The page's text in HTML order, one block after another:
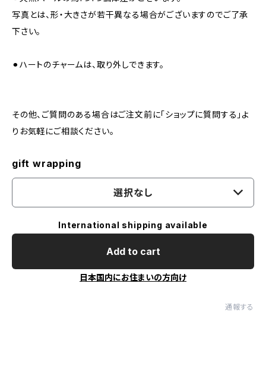
写真とは、形・大きさが若干異なる場合がございますのでご了承
下さい。
⚫︎ハートのチャームは、取り外しできます。
その他、ご質問のある場合はご注文前に「ショップに質問する」よ
りお気軽にご相談ください。
gift wrapping
選択なし
International shipping available
Add to cart
日本国内にお住まいの方向け
通報する